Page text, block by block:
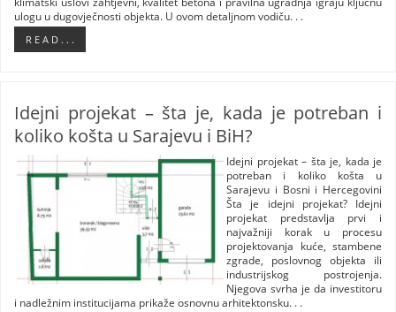
ulogu u dugovječnosti objekta. U ovom detaljnom vodiču. . .
R E A D . . .
Idejni projekat – šta je, kada je potreban i
koliko košta u Sarajevu i BiH?
Idejni projekat – šta je, kada je
potreban i koliko košta u
Sarajevu i Bosni i Hercegovini
Šta je idejni projekat? Idejni
projekat predstavlja prvi i
najvažniji korak u procesu
projektovanja kuće, stambene
zgrade, poslovnog objekta ili
industrijskog postrojenja.
Njegova svrha je da investitoru
i nadležnim institucijama prikaže osnovnu arhitektonsku. . .